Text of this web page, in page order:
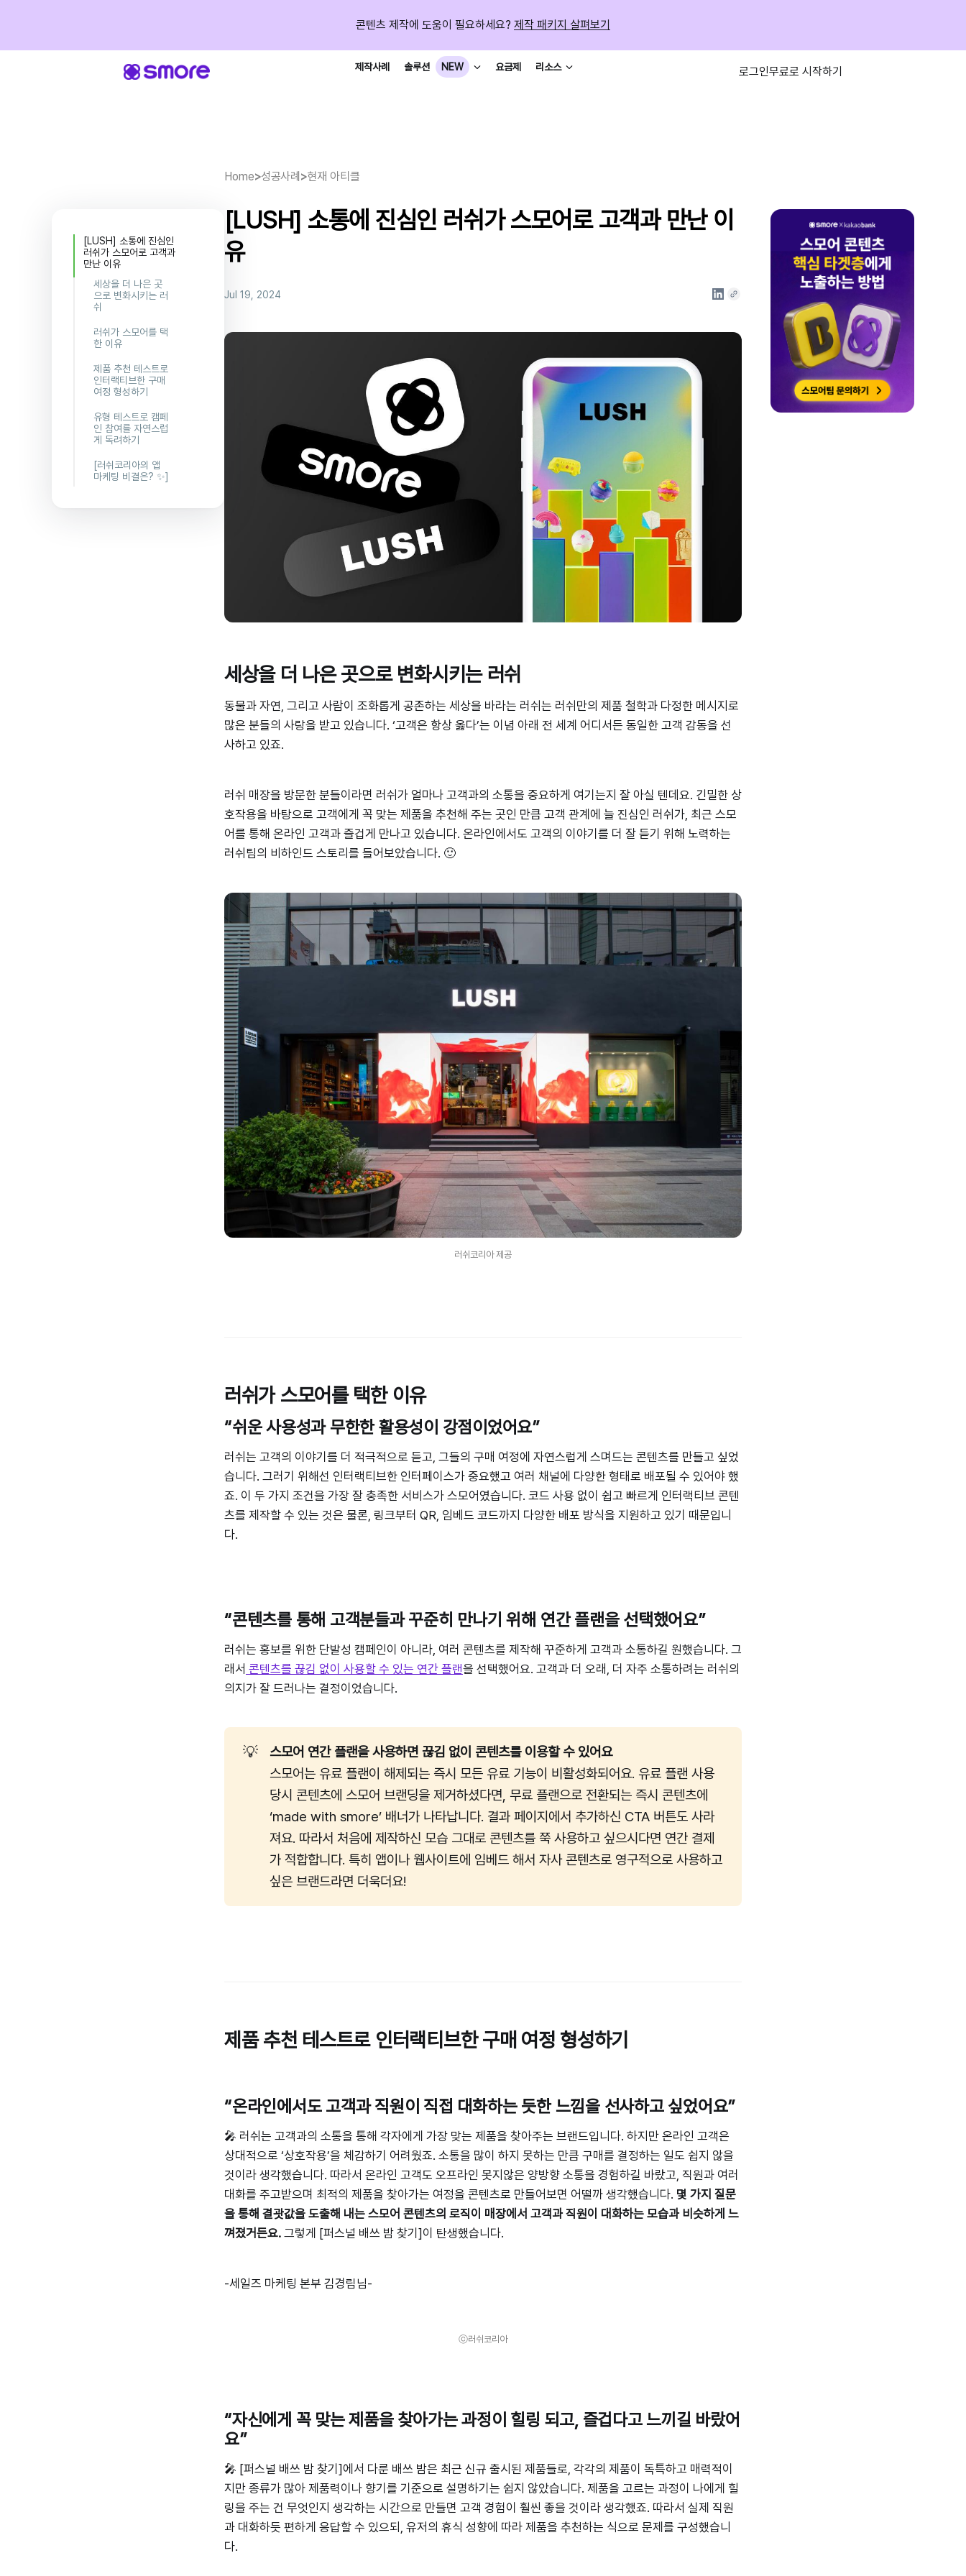
콘텐츠 제작에 도움이 필요하세요? 제작 패키지 살펴보기
제작사례 솔루션 NEW 요금제 리소스 로그인무료로 시작하기
[LUSH] 소통에 진심인
러쉬가 스모어로 고객과
만난 이유
세상을 더 나은 곳
으로 변화시키는 러
쉬
러쉬가 스모어를 택
한 이유
“쉬운 사용성
과 무한한 활
용성이 강점
이었어요”
“콘텐츠를 통
해 고객분들
과 꾸준히 만
나기 위해 연
간 플랜을 선
택했어요”
제품 추천 테스트로
인터랙티브한 구매
여정 형성하기
“온라인에서
도 고객과 직
원이 직접 대
화하는 듯한
느낌을 선사
하고 싶었어
요”
“자신에게 꼭
유형 테스트로 캠페
인 참여를 자연스럽
게 독려하기
“많은 분들이
부담 없이 즐
겁게 캠페인
바랐습니다”
[러쉬코리아의 앱
마케팅 비결은? ✨]
Home>성공사례 >현재 아티클
[LUSH] 소통에 진심인 러쉬가 스모어로 고객과 만난 이
유
Jul 19, 2024
세상을 더 나은 곳으로 변화시키는 러쉬
동물과 자연, 그리고 사람이 조화롭게 공존하는 세상을 바라는 러쉬는 러쉬만의 제품 철학과 다정한 메시지로
많은 분들의 사랑을 받고 있습니다. ‘고객은 항상 옳다’는 이념 아래 전 세계 어디서든 동일한 고객 감동을 선
사하고 있죠.
러쉬 매장을 방문한 분들이라면 러쉬가 얼마나 고객과의 소통을 중요하게 여기는지 잘 아실 텐데요. 긴밀한 상
호작용을 바탕으로 고객에게 꼭 맞는 제품을 추천해 주는 곳인 만큼 고객 관계에 늘 진심인 러쉬가, 최근 스모
어를 통해 온라인 고객과 즐겁게 만나고 있습니다. 온라인에서도 고객의 이야기를 더 잘 듣기 위해 노력하는
러쉬팀의 비하인드 스토리를 들어보았습니다. 🙂
러쉬코리아 제공
러쉬가 스모어를 택한 이유
“쉬운 사용성과 무한한 활용성이 강점이었어요”
러쉬는 고객의 이야기를 더 적극적으로 듣고, 그들의 구매 여정에 자연스럽게 스며드는 콘텐츠를 만들고 싶었
습니다. 그러기 위해선 인터랙티브한 인터페이스가 중요했고 여러 채널에 다양한 형태로 배포될 수 있어야 했
죠. 이 두 가지 조건을 가장 잘 충족한 서비스가 스모어였습니다. 코드 사용 없이 쉽고 빠르게 인터랙티브 콘텐
츠를 제작할 수 있는 것은 물론, 링크부터 QR, 임베드 코드까지 다양한 배포 방식을 지원하고 있기 때문입니
다.
“콘텐츠를 통해 고객분들과 꾸준히 만나기 위해 연간 플랜을 선택했어요”
러쉬는 홍보를 위한 단발성 캠페인이 아니라, 여러 콘텐츠를 제작해 꾸준하게 고객과 소통하길 원했습니다. 그
래서 콘텐츠를 끊김 없이 사용할 수 있는 연간 플랜을 선택했어요. 고객과 더 오래, 더 자주 소통하려는 러쉬의
의지가 잘 드러나는 결정이었습니다.
💡
스모어 연간 플랜을 사용하면 끊김 없이 콘텐츠를 이용할 수 있어요
스모어는 유료 플랜이 해제되는 즉시 모든 유료 기능이 비활성화되어요. 유료 플랜 사용
당시 콘텐츠에 스모어 브랜딩을 제거하셨다면, 무료 플랜으로 전환되는 즉시 콘텐츠에
‘made with smore’ 배너가 나타납니다. 결과 페이지에서 추가하신 CTA 버튼도 사라
져요. 따라서 처음에 제작하신 모습 그대로 콘텐츠를 쭉 사용하고 싶으시다면 연간 결제
가 적합합니다. 특히 앱이나 웹사이트에 임베드 해서 자사 콘텐츠로 영구적으로 사용하고
싶은 브랜드라면 더욱더요!
제품 추천 테스트로 인터랙티브한 구매 여정 형성하기
“온라인에서도 고객과 직원이 직접 대화하는 듯한 느낌을 선사하고 싶었어요”
🎤 러쉬는 고객과의 소통을 통해 각자에게 가장 맞는 제품을 찾아주는 브랜드입니다. 하지만 온라인 고객은
상대적으로 ‘상호작용’을 체감하기 어려웠죠. 소통을 많이 하지 못하는 만큼 구매를 결정하는 일도 쉽지 않을
것이라 생각했습니다. 따라서 온라인 고객도 오프라인 못지않은 양방향 소통을 경험하길 바랐고, 직원과 여러
대화를 주고받으며 최적의 제품을 찾아가는 여정을 콘텐츠로 만들어보면 어떨까 생각했습니다. 몇 가지 질문
을 통해 결괏값을 도출해 내는 스모어 콘텐츠의 로직이 매장에서 고객과 직원이 대화하는 모습과 비슷하게 느
껴졌거든요. 그렇게 [퍼스널 배쓰 밤 찾기]이 탄생했습니다.
-세일즈 마케팅 본부 김경림님-
ⓒ러쉬코리아
“자신에게 꼭 맞는 제품을 찾아가는 과정이 힐링 되고, 즐겁다고 느끼길 바랐어
요”
🎤 [퍼스널 배쓰 밤 찾기]에서 다룬 배쓰 밤은 최근 신규 출시된 제품들로, 각각의 제품이 독특하고 매력적이
지만 종류가 많아 제품력이나 향기를 기준으로 설명하기는 쉽지 않았습니다. 제품을 고르는 과정이 나에게 힐
링을 주는 건 무엇인지 생각하는 시간으로 만들면 고객 경험이 훨씬 좋을 것이라 생각했죠. 따라서 실제 직원
과 대화하듯 편하게 응답할 수 있으되, 유저의 휴식 성향에 따라 제품을 추천하는 식으로 문제를 구성했습니
다.